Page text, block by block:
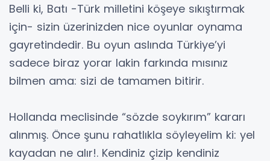
Belli ki, Batı -Türk milletini köşeye sıkıştırmak
için- sizin üzerinizden nice oyunlar oynama
gayretindedir. Bu oyun aslında Türkiye’yi
sadece biraz yorar lakin farkında mısınız
bilmen ama: sizi de tamamen bitirir.
Hollanda meclisinde “sözde soykırım” kararı
alınmış. Önce şunu rahatlıkla söyleyelim ki: yel
kayadan ne alır!. Kendiniz çizip kendiniz